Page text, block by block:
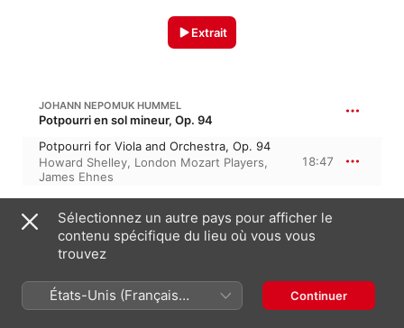
Extrait
JOHANN NEPOMUK HUMMEL
Potpourri en sol mineur, Op. 94
Potpourri for Viola and Orchestra, Op. 94
Howard Shelley, London Mozart Players,
James Ehnes
18:47
J. N. HUMMEL: ADAGIO AND RONDO ALLA POLACCA
I. Adago con moto
Howard Shelley
II. Rondo alla Polacca
Sélectionnez un autre pays pour afficher le
contenu spécifique du lieu où vous vous
trouvez
États-Unis (Français
France)
Continuer